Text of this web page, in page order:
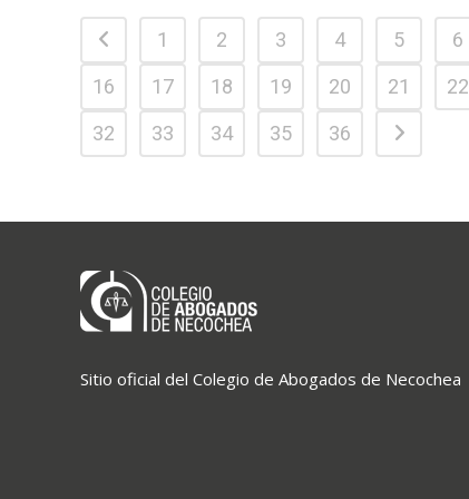
1 2 3 4 5 6
16
17 18 19 20 21 22
32
33 34 35 36
Sitio oficial del Colegio de Abogados de Necochea